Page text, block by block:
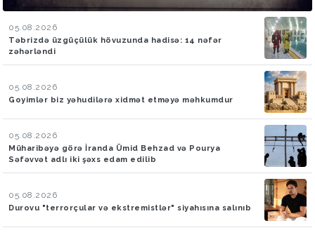
05.08.2026
Təbrizdə üzgüçülük hövuzunda hadisə: 14 nəfər
zəhərləndi
05.08.2026
Goyimlər biz yəhudilərə xidmət etməyə məhkumdur
05.08.2026
Müharibəyə görə İranda Ümid Behzad və Pourya
Səfəvvət adlı iki şəxs edam edilib
05.08.2026
Durovu "terrorçular və ekstremistlər" siyahısına salınıb